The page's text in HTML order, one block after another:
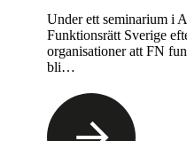
Under ett seminarium i
Funktionsrätt Sverige
organisationer att FN
bli…